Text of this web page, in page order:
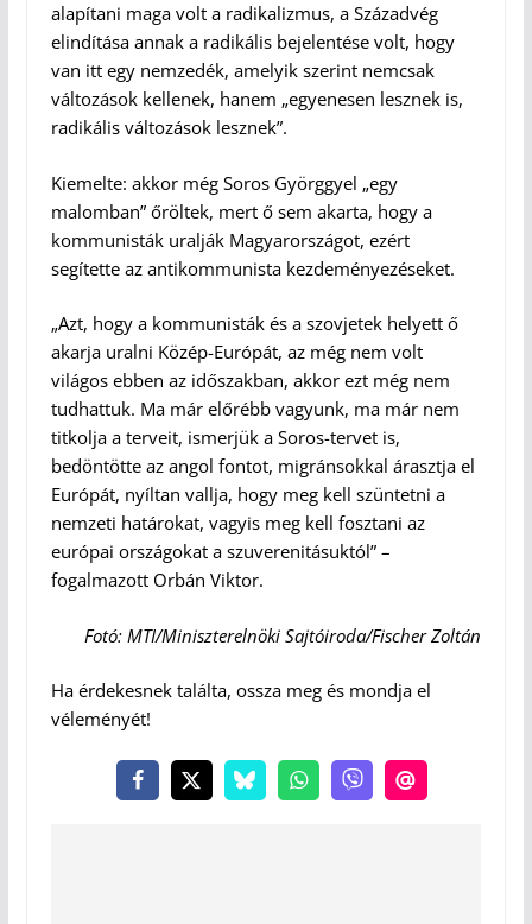
alapítani maga volt a radikalizmus, a Századvég
elindítása annak a radikális bejelentése volt, hogy
van itt egy nemzedék, amelyik szerint nemcsak
változások kellenek, hanem „egyenesen lesznek is,
radikális változások lesznek”.
Kiemelte: akkor még Soros Györggyel „egy
malomban” őröltek, mert ő sem akarta, hogy a
kommunisták uralják Magyarországot, ezért
segítette az antikommunista kezdeményezéseket.
„Azt, hogy a kommunisták és a szovjetek helyett ő
akarja uralni Közép-Európát, az még nem volt
világos ebben az időszakban, akkor ezt még nem
tudhattuk. Ma már előrébb vagyunk, ma már nem
titkolja a terveit, ismerjük a Soros-tervet is,
bedöntötte az angol fontot, migránsokkal árasztja el
Európát, nyíltan vallja, hogy meg kell szüntetni a
nemzeti határokat, vagyis meg kell fosztani az
európai országokat a szuverenitásuktól” –
fogalmazott Orbán Viktor.
Fotó: MTI/Miniszterelnöki Sajtóiroda/Fischer Zoltán
Ha érdekesnek találta, ossza meg és mondja el
véleményét!